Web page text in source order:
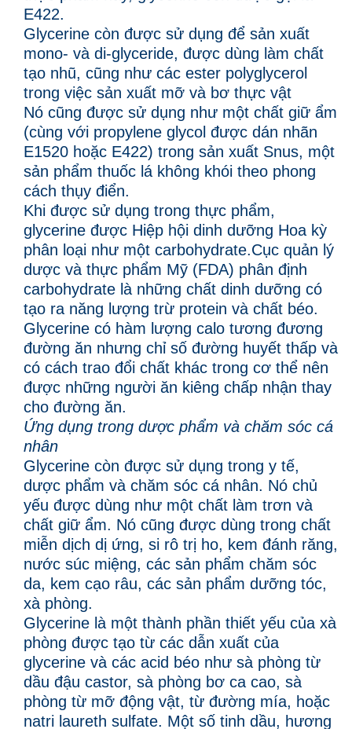
E422.
Glycerine còn được sử dụng để sản xuất
mono- và di-glyceride, được dùng làm chất
tạo nhũ, cũng như các ester polyglycerol
trong việc sản xuất mỡ và bơ thực vật
Nó cũng được sử dụng như một chất giữ ẩm
(cùng với propylene glycol được dán nhãn
E1520 hoặc E422) trong sản xuất Snus, một
sản phẩm thuốc lá không khói theo phong
cách thụy điển.
Khi được sử dụng trong thực phẩm,
glycerine được Hiệp hội dinh dưỡng Hoa kỳ
phân loại như một carbohydrate.Cục quản lý
dược và thực phẩm Mỹ (FDA) phân định
carbohydrate là những chất dinh dưỡng có
tạo ra năng lượng trừ protein và chất béo.
Glycerine có hàm lượng calo tương đương
đường ăn nhưng chỉ số đường huyết thấp và
có cách trao đổi chất khác trong cơ thể nên
được những người ăn kiêng chấp nhận thay
cho đường ăn.
Ứng dụng trong dược phẩm và chăm sóc cá
nhân
Glycerine còn được sử dụng trong y tế,
dược phẩm và chăm sóc cá nhân. Nó chủ
yếu được dùng như một chất làm trơn và
chất giữ ẩm. Nó cũng được dùng trong chất
miễn dịch dị ứng, si rô trị ho, kem đánh răng,
nước súc miệng, các sản phẩm chăm sóc
da, kem cạo râu, các sản phẩm dưỡng tóc,
xà phòng.
Glycerine là một thành phần thiết yếu của xà
phòng được tạo từ các dẫn xuất của
glycerine và các acid béo như sà phòng từ
dầu đậu castor, sà phòng bơ ca cao, sà
phòng từ mỡ động vật, từ đường mía, hoặc
natri laureth sulfate. Một số tinh dầu, hương